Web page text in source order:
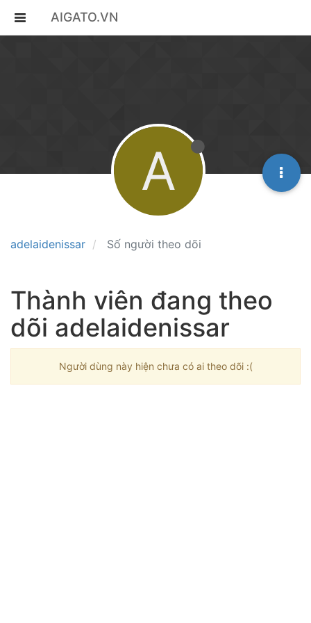
AIGATO.VN
adelaidenissar Số người theo dõi
A
Thành viên đang theo
dõi adelaidenissar
Người dùng này hiện chưa có ai theo dõi :(